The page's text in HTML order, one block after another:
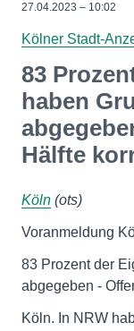
27.04.2023 – 10:02
Kölner Stadt-
83
haben
Hälfte
Köln (ots)
Voranmeldung
83 Prozent der
abgegeben -
Köln. In NRW